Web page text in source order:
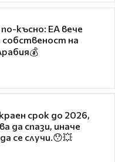
късно: EA вече
собственост на
срок до 2026,
да спази, иначе
се случи.😯💥